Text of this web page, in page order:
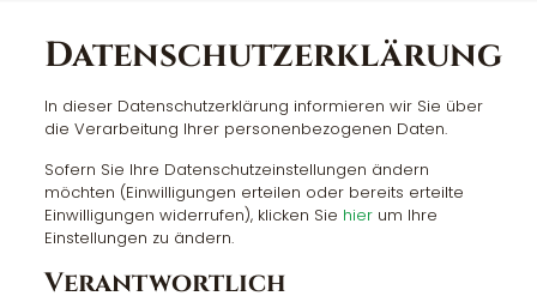
Datenschutzerklärung
In dieser Datenschutzerklärung informieren wir Sie über
die Verarbeitung Ihrer personenbezogenen Daten.
Sofern Sie Ihre Datenschutzeinstellungen ändern
möchten (Einwilligungen erteilen oder bereits erteilte
Einwilligungen widerrufen), klicken Sie hierum Ihre
Einstellungen zu ändern.
Verantwortlich